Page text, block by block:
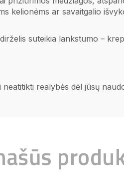
kelionėms ar savaitgalio
suteikia lankstumo –
realybės dėl jūsų